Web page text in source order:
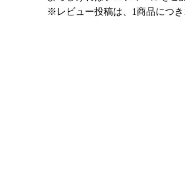
※レビュー投稿は、1商品につき